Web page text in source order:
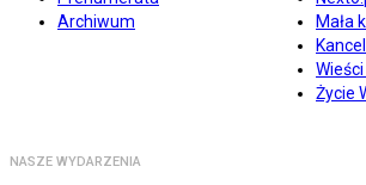
Archiwum
Mała
Życie
NASZE WYDARZENIA